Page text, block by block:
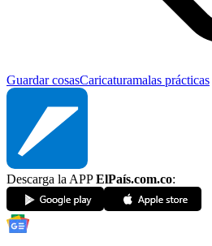
Guardar cosasCaricaturamalas prácticas
Descarga la APPElPaís.com.co: